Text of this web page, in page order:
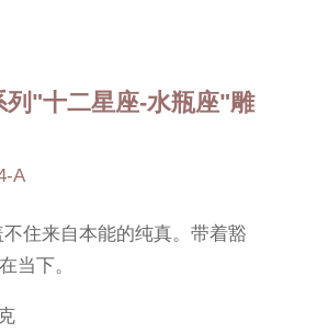
列"十二星座-水瓶座"雕
A
住来自本能的纯真。带着豁
当下。